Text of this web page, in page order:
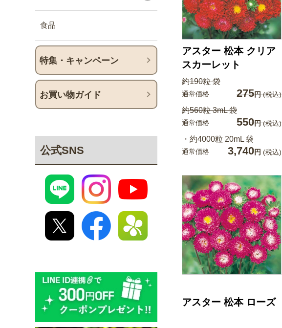
食品
特集・キャンペーン
お買い物ガイド
公式SNS
アスター 松本 クリア
スカーレット
約190粒 袋
通常価格 275円(税込)
約560粒 3mL 袋
通常価格 550円(税込)
・約4000粒 20mL 袋
通常価格 3,740円 (税込)
アスター 松本 ローズ